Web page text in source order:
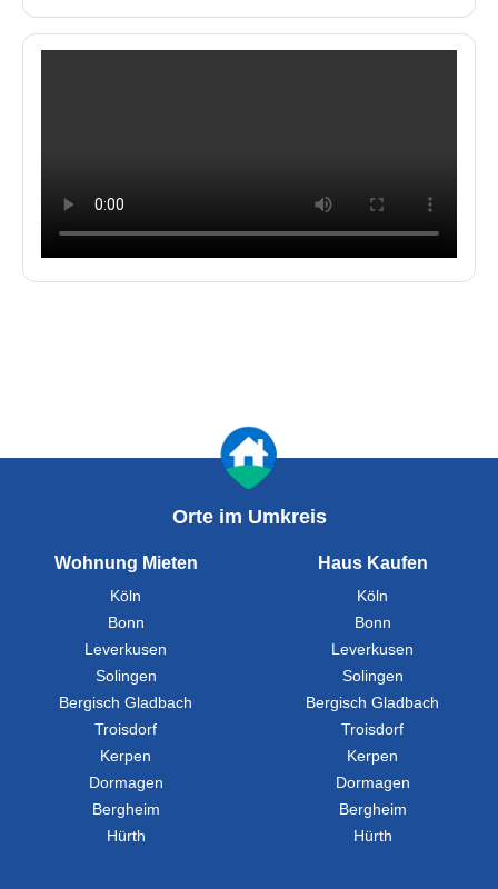
Orte im Umkreis
Wohnung Mieten
Köln
Bonn
Leverkusen
Solingen
Bergisch Gladbach
Troisdorf
Kerpen
Dormagen
Bergheim
Hürth
Haus Kaufen
Köln
Bonn
Leverkusen
Solingen
Bergisch Gladbach
Troisdorf
Kerpen
Dormagen
Bergheim
Hürth